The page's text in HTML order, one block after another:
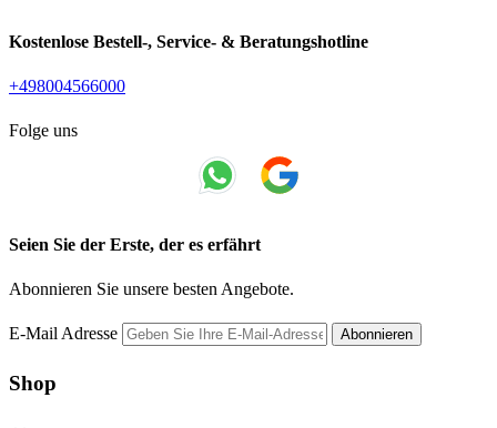
Kostenlose Bestell-, Service- & Beratungshotline
+498004566000
Folge uns
Seien Sie der Erste, der es erfährt
Abonnieren Sie unsere besten Angebote.
E-Mail Adresse Abonnieren
Shop